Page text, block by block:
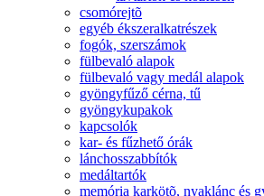
csomórejtõ
egyéb ékszeralkatrészek
fogók, szerszámok
fülbevaló alapok
fülbevaló vagy medál alapok
gyöngyfűző cérna, tű
gyöngykupakok
kapcsolók
kar- és fűzhető órák
lánchosszabbítók
medáltartók
memória karkötõ, nyaklánc és